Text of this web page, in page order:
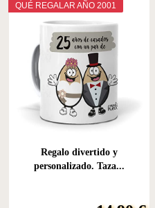
QUÉ REGALAR AÑO 2001
Regalo divertido y
personalizado. Taza...